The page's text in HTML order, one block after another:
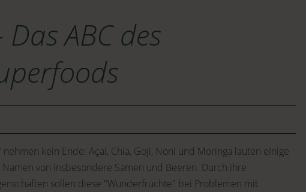
ABC des
kein Ende: Açai, Chia, Goji, Noni und Moringa lauten einige
von insbesondere Samen und Beeren. Durch ihre
sollen diese "Wunderfrüchte" bei Problemen mit